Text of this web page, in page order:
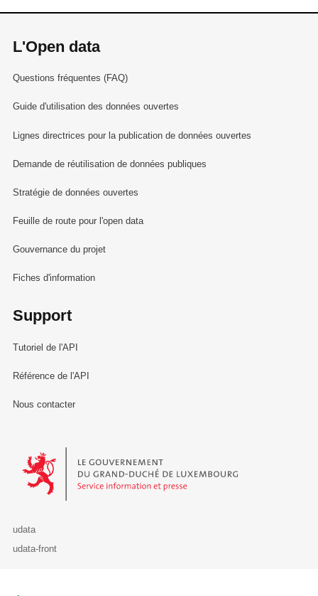
L'Open data
Questions fréquentes (FAQ)
Guide d'utilisation des données ouvertes
Lignes directrices pour la publication de données ouvertes
Demande de réutilisation de données publiques
Stratégie de données ouvertes
Feuille de route pour l'open data
Gouvernance du projet
Fiches d'information
Support
Tutoriel de l'API
Référence de l'API
Nous contacter
Le Gouvernement du Grand-Duché de Luxembourg - Service
udata
udata-front